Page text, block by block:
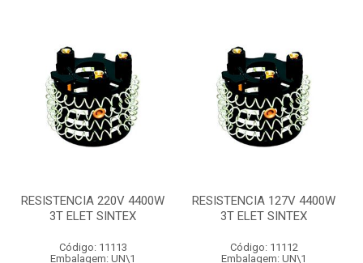
RESISTENCIA 220V 4400W
3T ELET SINTEX
Código: 11113
Embalagem: UN\1
RESISTENCIA 127V 4400W
3T ELET SINTEX
Código: 11112
Embalagem: UN\1